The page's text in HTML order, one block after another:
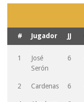
# Jugador JJ
1
José
Serón
6
2 Cardenas 6